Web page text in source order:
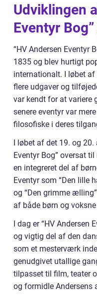
Udviklingen
Eventyr
“HV Andersen Eventyr
1835 og blev hurtigt
internationalt. I løbet af
flere udgaver og
var kendt for at variere
senere eventyr var
filosofiske i deres
I løbet af det 19. og 20.
Eventyr Bog” oversat
en integreret del af
Eventyr som “Den lille
og “Den grimme
af både børn og
I dag er “HV Andersen
og vigtig del af den
som et mesterværk
genudgivet utallige
tilpasset til film, teater
og formidle Andersens